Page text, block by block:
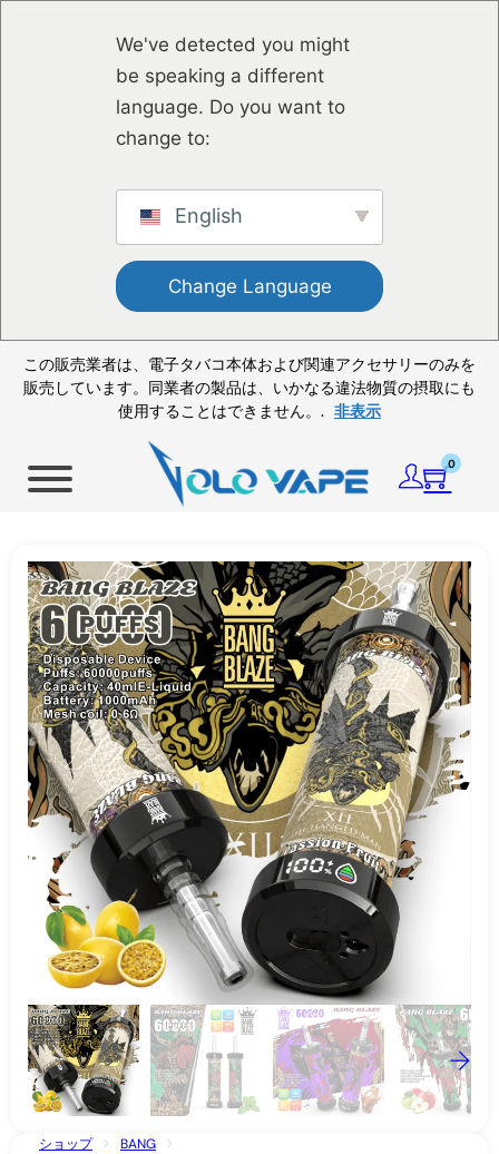
We've detected you might
be speaking a different
language. Do you want to
change to:
English
Change Language
この販売業者は、電子タバコ本体および関連アクセサリーのみを
販売しています。同業者の製品は、いかなる違法物質の摂取にも
使用することはできません。. 非表示
0
ショップ
BANG